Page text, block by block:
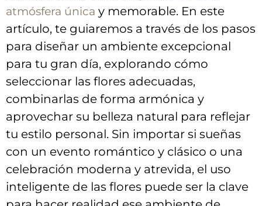
atmósfera única y ⁤memorable.⁤ En este⁤
artículo,‍ te‍ guiaremos‍ a través de los pasos
para diseñar un ambiente excepcional
para ⁣tu gran día, explorando cómo
seleccionar las flores adecuadas,
combinarlas de forma armónica ‍y​
aprovechar su belleza natural para reflejar
tu estilo personal.​ Sin ⁣importar ⁣si sueñas
con un evento romántico y clásico o una
celebración‌ moderna y atrevida, el uso
inteligente de las flores⁣ puede ser la⁤ clave